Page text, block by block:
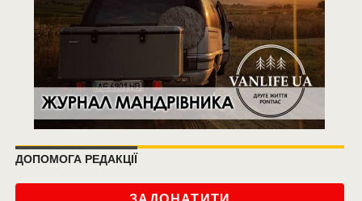
ДОПОМОГА РЕДАКЦІЇ